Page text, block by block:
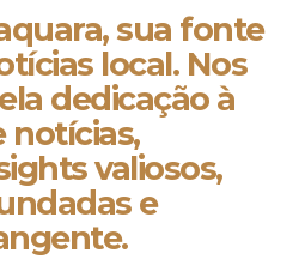
sua fonte
local. Nos
dedicação à
notícias,
valiosos,
e